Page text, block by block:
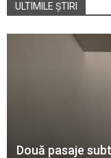
ULTIMILE ȘTIRI
Două pasaje